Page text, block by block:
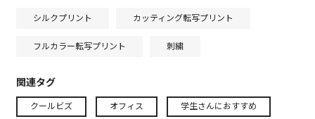
シルクプリント カッティング転写プリント
フルカラー転写プリント 刺繍
関連タグ
クールビズ オフィス 学生さんにおすすめ